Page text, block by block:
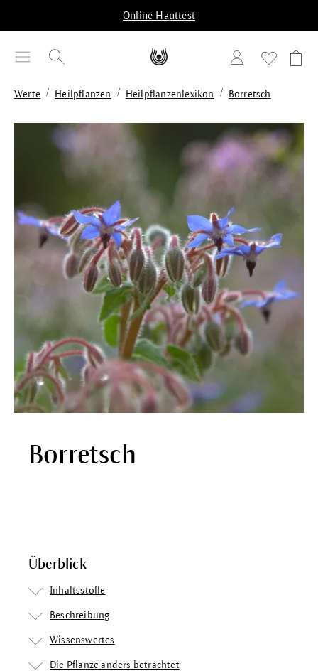
Online Hauttest
Werte / Heilpflanzen / Heilpflanzenlexikon / Borretsch
Borretsch
Überblick
Inhaltsstoffe
Beschreibung
Wissenswertes
Die Pflanze anders betrachtet